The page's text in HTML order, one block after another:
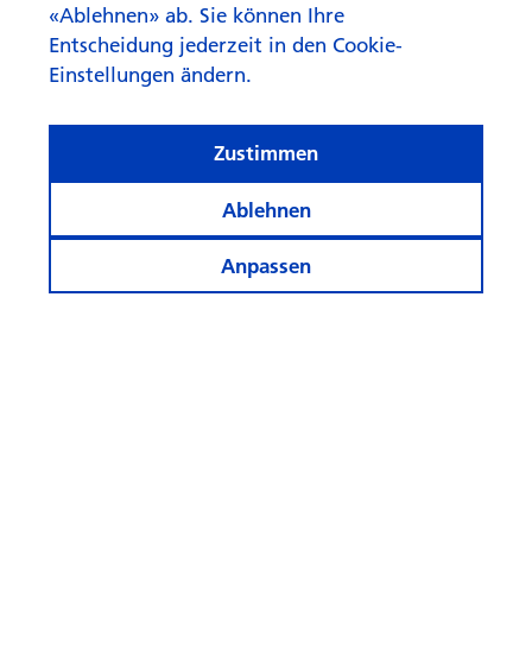
«Ablehnen» ab. Sie können Ihre
Entscheidung jederzeit in den Cookie-
Einstellungen ändern.
Anpassen
Ablehnen
Zustimmen